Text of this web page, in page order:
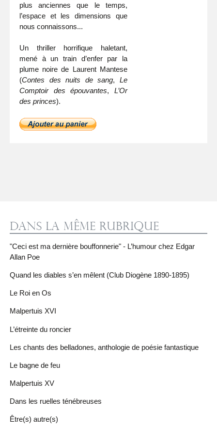
plus anciennes que le temps,
l’espace et les dimensions que
nous connaissons...
Un thriller horrifique haletant,
mené à un train d’enfer par la
plume noire de Laurent Mantese
(Contes des nuits de sang, Le
Comptoir des épouvantes, L’Or
des princes).
Dans la même rubrique
"Ceci est ma dernière bouffonnerie" - L’humour chez Edgar
Allan Poe
Quand les diables s’en mêlent (Club Diogène 1890-1895)
Le Roi en Os
Malpertuis XVI
L’étreinte du roncier
Les chants des belladones, anthologie de poésie fantastique
Le bagne de feu
Malpertuis XV
Dans les ruelles ténébreuses
Être(s) autre(s)